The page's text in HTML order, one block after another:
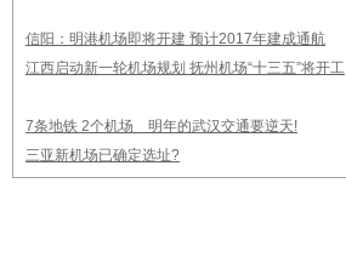
信阳：明港机场即将开建 预计2017年建成通航
江西启动新一轮机场规划 抚州机场“十三五”将开工
7条地铁 2个机场 明年的武汉交通要逆天!
三亚新机场已确定选址?